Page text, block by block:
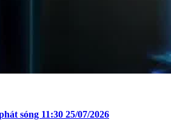
sóng 11:30 25/07/2026